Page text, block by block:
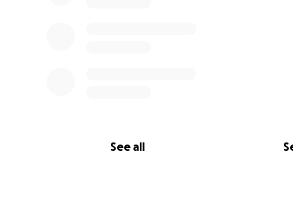
See all